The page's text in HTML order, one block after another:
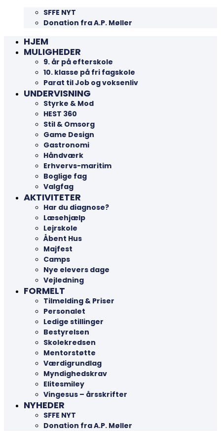
SFFE NYT
Donation fra A.P. Møller
HJEM
MULIGHEDER
9. år på efterskole
10. klasse på fri fagskole
Parat til Job og voksenliv
UNDERVISNING
Styrke & Mod
HEST 360
Stil & Omsorg
Game Design
Gastronomi
Håndværk
Erhvervs-maritim
Boglige fag
Valgfag
AKTIVITETER
Har du diagnose?
Læsehjælp
Lejrskole
Åbent Hus
Majfest
Camps
Nye elevers dage
Vejledning
FORMELT
Tilmelding & Priser
Personalet
Ledige stillinger
Bestyrelsen
Skolekredsen
Mentorstøtte
Værdigrundlag
Myndighedskrav
Elitesmiley
Vingesus – årsskrifter
NYHEDER
SFFE NYT
Donation fra A.P. Møller